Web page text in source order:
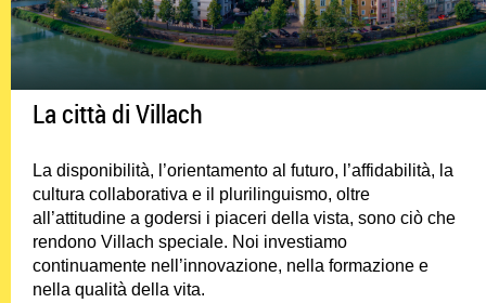
La città di Villach
La disponibilità, l’orientamento al futuro, l’affidabilità, la
cultura collaborativa e il plurilinguismo, oltre
all’attitudine a godersi i piaceri della vista, sono ciò che
rendono Villach speciale. Noi investiamo
continuamente nell’innovazione, nella formazione e
nella qualità della vita.